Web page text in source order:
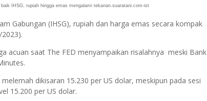
IHSG, rupiah hingga emas mengalami tekanan.suaratani.com-ist
Gabungan (IHSG), rupiah dan harga emas secara kompak
acuan saat The FED menyampaikan risalahnya meski Bank
dikisaran 15.230 per US dolar, meskipun pada sesi
15.200 per US dolar.